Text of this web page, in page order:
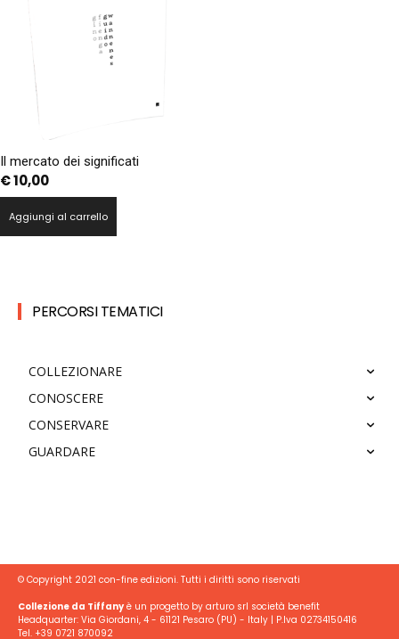
Il mercato dei significati
€10,00
Aggiungi al carrello
PERCORSI TEMATICI
COLLEZIONARE
CONOSCERE
CONSERVARE
GUARDARE
© Copyright 2021 con-fine edizioni. Tutti i diritti sono riservati
Collezione da Tiffanyè un progetto by arturo srl società benefit
Headquarter: Via Giordani, 4 - 61121 Pesaro (PU) - Italy | P.Iva 02734150416
Tel. +39 0721 870092